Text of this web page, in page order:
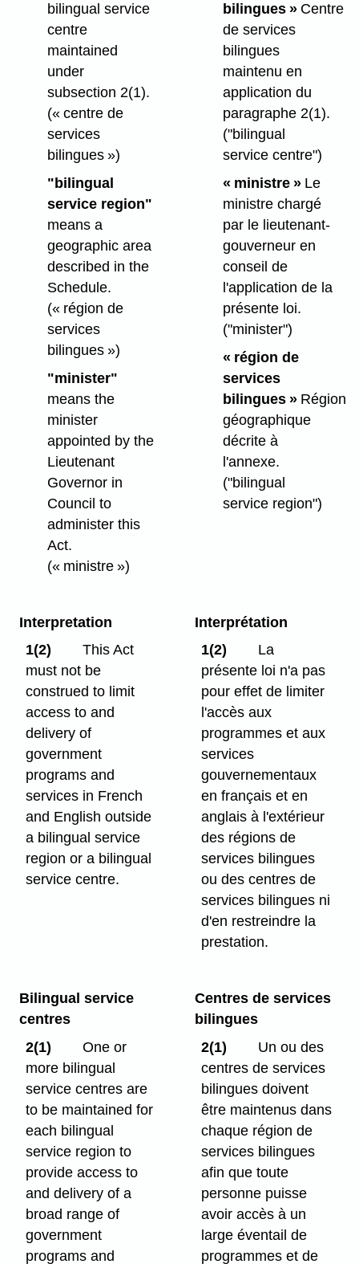
bilingual service
centre
maintained
under
subsection 2(1).
(« centre de
services
bilingues »)
"bilingual
service region"
means a
geographic area
described in the
Schedule.
(« région de
services
bilingues »)
"minister"
means the
minister
appointed by the
Lieutenant
Governor in
Council to
administer this
Act.
(« ministre »)
bilingues »Centre
de services
bilingues
maintenu en
application du
paragraphe 2(1).
("bilingual
service centre")
« ministre »Le
ministre chargé
par le lieutenant-
gouverneur en
conseil de
l'application de la
présente loi.
("minister")
« région de
services
bilingues »Région
géographique
décrite à
l'annexe.
("bilingual
service region")
Interpretation
1(2)
This Act
must not be
construed to limit
access to and
delivery of
government
programs and
services in French
and English outside
a bilingual service
region or a bilingual
service centre.
Interprétation
1(2)
La
présente loi n'a pas
pour effet de limiter
l'accès aux
programmes et aux
services
gouvernementaux
en français et en
anglais à l'extérieur
des régions de
services bilingues
ou des centres de
services bilingues ni
d'en restreindre la
prestation.
Bilingual service
centres
2(1)
One or
more bilingual
service centres are
to be maintained for
each bilingual
service region to
provide access to
and delivery of a
broad range of
government
programs and
Centres de services
bilingues
2(1)
Un ou des
centres de services
bilingues doivent
être maintenus dans
chaque région de
services bilingues
afin que toute
personne puisse
avoir accès à un
large éventail de
programmes et de